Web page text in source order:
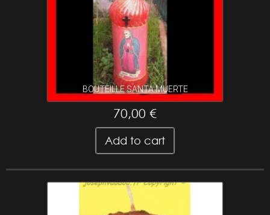
BOUTEILLE SANTA MUERTE
70,00 €
Add to cart